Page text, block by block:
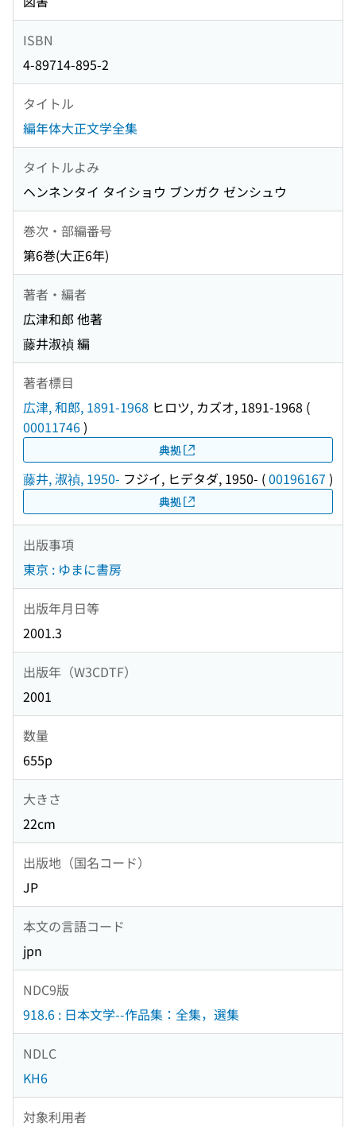
ISBN
4-89714-895-2
タイトル
編年体大正文学全集
タイトルよみ
ヘンネンタイ タイショウ ブンガク ゼンシュウ
巻次・部編番号
第6巻(大正6年)
著者・編者
広津和郎 他著
藤井淑禎 編
著者標目
広津, 和郎, 1891-1968 ヒロツ, カズオ, 1891-1968 (
00011746)
典拠
藤井, 淑禎, 1950- フジイ, ヒデタダ, 1950- (00196167 )
典拠
出版事項
東京 : ゆまに書房
出版年月日等
2001.3
出版年（W3CDTF）
2001
数量
655p
大きさ
22cm
出版地（国名コード）
JP
本文の言語コード
jpn
NDC9版
918.6 : 日本文学--作品集：全集，選集
NDLC
KH6
対象利用者